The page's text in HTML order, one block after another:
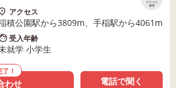
リストに
保存
アクセス
積公園駅から3809m、手稲駅から4061m
受入年齢
就学 小学生
！
わせ 電話で聞く